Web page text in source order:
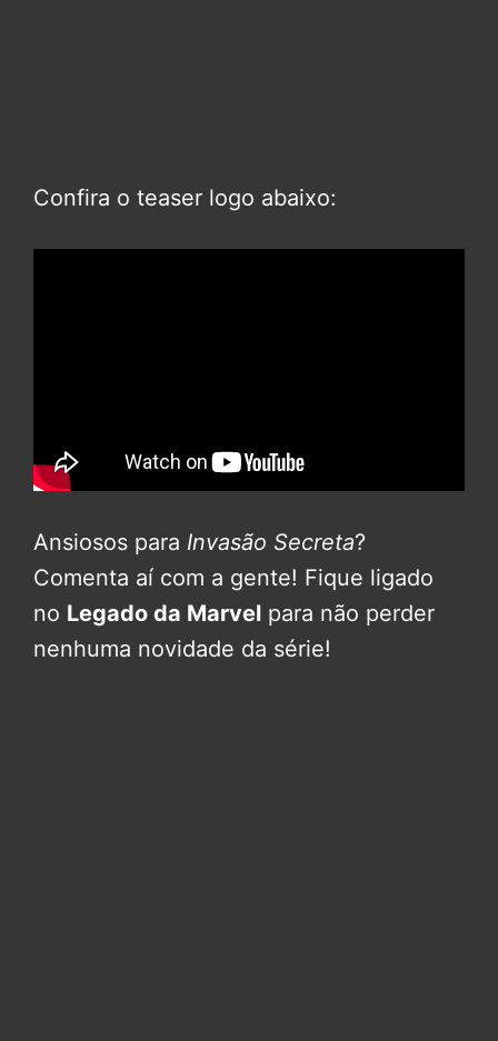
Confira o teaser logo abaixo:
Ansiosos para Invasão Secreta?
Comenta aí com a gente! Fique ligado
no Legado da Marvel para não perder
nenhuma novidade da série!